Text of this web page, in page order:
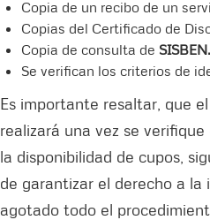
Copia de un recibo de un
Copias del Certificado de
Copia de consulta de SISBEN.
Se verifican los criterios de
Es importante resaltar, que
realizará una vez se
la disponibilidad de cupos,
de garantizar el derecho a la
agotado todo el